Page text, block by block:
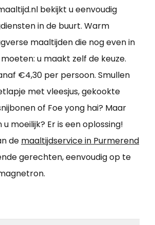
bekijkt u eenvoudig
in de buurt. Warm
maaltijden die nog even in
u maakt zelf de keuze.
€4,30 per persoon. Smullen
met vleesjus, gekookte
of Foe yong hai? Maar
moeilijk? Er is een oplossing!
de maaltijdservice in Purmerend
gerechten, eenvoudig op te